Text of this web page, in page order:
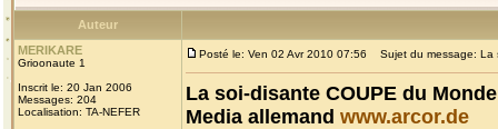
Auteur
MERIKARE
Grioonaute 1
Inscrit le: 20 Jan 2006
Messages: 204
Localisation: TA-NEFER
Posté le: Ven 02 Avr 2010 07:56 Sujet du message: La
La soi-disante COUPE du
Media allemand www.arcor.de